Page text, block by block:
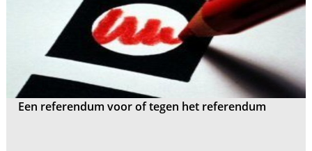
Een referendum voor of tegen het referendum